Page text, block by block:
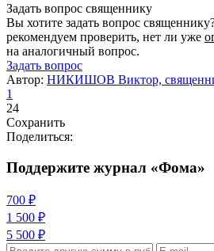
Задать вопрос священнику
Вы хотите задать вопрос
рекомендуем проверить, нет ли уже
на аналогичный вопрос.
Задать вопрос
Автор: НИКИШОВ Виктор,
1
24
Сохранить
Поделиться:
Поддержите журнал «Фома»
700 ₽
1 500 ₽
5 500 ₽